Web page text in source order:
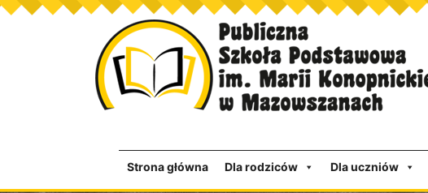
Strona główna Dla rodziców Dla uczniów